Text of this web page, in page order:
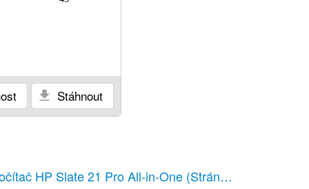
Stáhnout
HP Slate 21 Pro All-in-One (Stránek: 57)